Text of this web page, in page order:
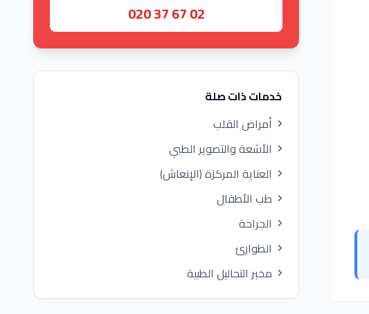
020 37 67 02
خدمات ذات صلة
أمراض القلب
الأشعة والتصوير الطبي
العناية المركزة (الإنعاش)
طب الأطفال
الجراحة
الطوارئ
مخبر التحاليل الطبية